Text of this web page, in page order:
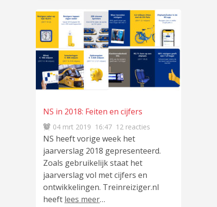
NS in 2018: Feiten en cijfers
04 mrt 2019 16:47 12 reacties
NS heeft vorige week het
jaarverslag 2018 gepresenteerd.
Zoals gebruikelijk staat het
jaarverslag vol met cijfers en
ontwikkelingen. Treinreiziger.nl
heeft lees meer…